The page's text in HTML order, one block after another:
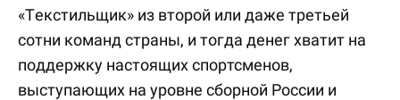
«Текстильщик» из второй или даже третьей
сотни команд страны, и тогда денег хватит на
поддержку настоящих спортсменов,
выступающих на уровне сборной России и